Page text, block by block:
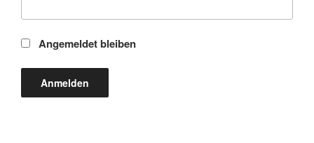
Angemeldet bleiben